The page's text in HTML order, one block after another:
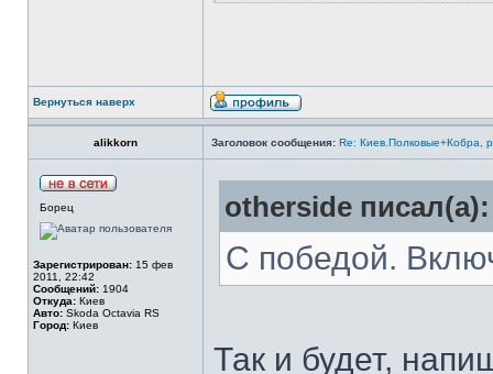
Вернуться наверх
alikkorn Заголовок сообщения: Re: Киев.Полковые+Кобра,
Борец
Зарегистрирован: 15 фев
2011, 22:42
Сообщений: 1904
Откуда: Киев
Авто: Skoda Octavia RS
Город: Киев
otherside писал(а):
С победой.
Так и будет,